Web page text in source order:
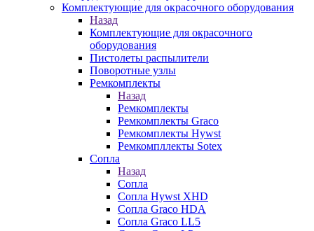
Комплектующие для окрасочного оборудования
Назад
Комплектующие для окрасочного
оборудования
Пистолеты распылители
Поворотные узлы
Ремкомплекты
Назад
Ремкомплекты
Ремкомплекты Graco
Ремкомплекты Hywst
Ремкомпллекты Sotex
Сопла
Назад
Сопла
Сопла Hywst XHD
Сопла Graco HDA
Сопла Graco LL5